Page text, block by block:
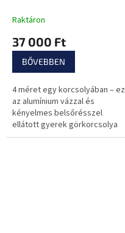
Raktáron
37 000 Ft
BŐVEBBEN
4 méret egy korcsolyában – ez
az alumínium vázzal és
kényelmes belsőrésszel
ellátott gyerek görkorcsolya
ideálisak kezdőknek.